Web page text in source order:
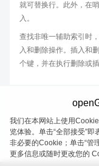
就可替换行。此外，在
入。
查找非唯一辅助索引时
入和删除操作。插入和
个键，并在执行删除或
openGauss 2026-08-
我们在本网站上使用
览体验。单击“全部接受”
非必要的Cookie；单击“管
更多信息或随时更改您的